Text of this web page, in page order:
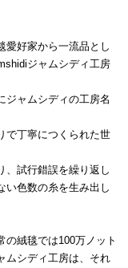
愛好家から一流品とし
ジャムシディ工房
ジャムシディの工房名
で丁寧につくられた世
、試行錯誤を繰り返し
い色数の糸を生み出し
の絨毯では100万ノット
ムシディ工房は、それ